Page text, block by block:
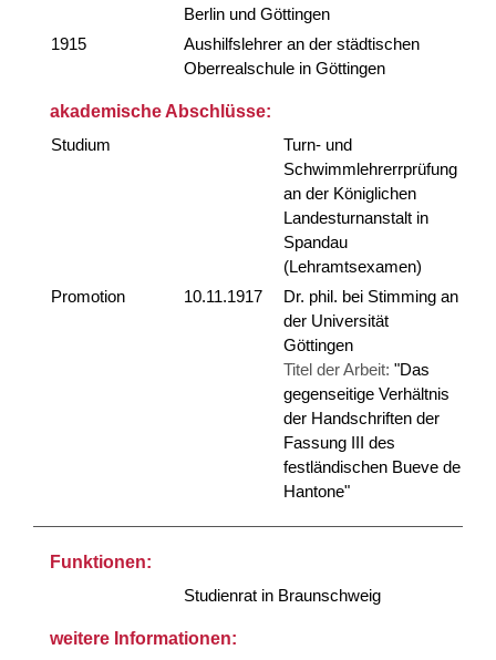
Berlin und Göttingen
1915
Aushilfslehrer an der städtischen
Oberrealschule in Göttingen
akademische Abschlüsse:
Studium
Turn- und
Schwimmlehrerrprüfung
an der Königlichen
Landesturnanstalt in
Spandau
(Lehramtsexamen)
Promotion
10.11.1917
Dr. phil. bei Stimming an
der Universität
Göttingen
Titel der Arbeit: "Das
gegenseitige Verhältnis
der Handschriften der
Fassung III des
festländischen Bueve de
Hantone"
Funktionen:
Studienrat in Braunschweig
weitere Informationen: